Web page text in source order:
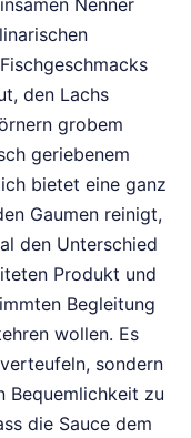
Nenner
den Lachs
grobem
geriebenem
bietet eine ganz
Gaumen reinigt,
den Unterschied
Produkt und
Begleitung
wollen. Es
sondern
Bequemlichkeit zu
die Sauce dem